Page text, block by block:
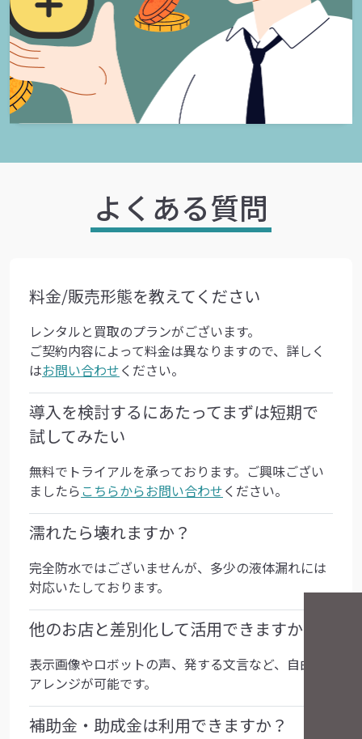
よくある質問
料金/販売形態を教えてください
レンタルと買取のプランがございます。
ご契約内容によって料金は異なりますので、詳しく
はお問い合わせください。
導入を検討するにあたってまずは短期で
試してみたい
無料でトライアルを承っております。ご興味ござい
ましたら こちらからお問い合わせください。
濡れたら壊れますか？
完全防水ではございませんが、多少の液体漏れには
対応いたしております。
他のお店と差別化して活用できますか？
表示画像やロボットの声、発する文言など、自由に
アレンジが可能です。
補助金・助成金は利用できますか？